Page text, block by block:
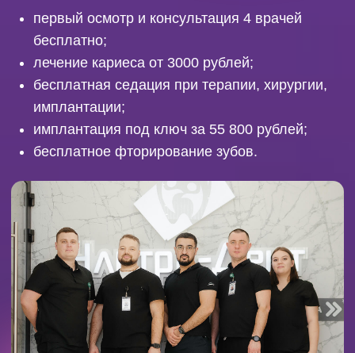
клиника «Ультра-
Дент»
ул. Челюскинцев, 29;
ул. Республики, 14/7;
режим работы: каждый день с 09:00 до 21:00;
+7 (3452) 608-243.
ИМЕЮТСЯ
ПРОТИВОПОКАЗАНИЯ.
ТРЕБУЕТСЯ КОНСУЛЬТАЦИЯ
СПЕЦИАЛИСТА